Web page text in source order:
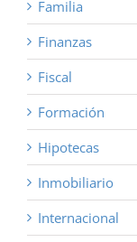
Familia
Finanzas
Fiscal
Formación
Hipotecas
Inmobiliario
Internacional